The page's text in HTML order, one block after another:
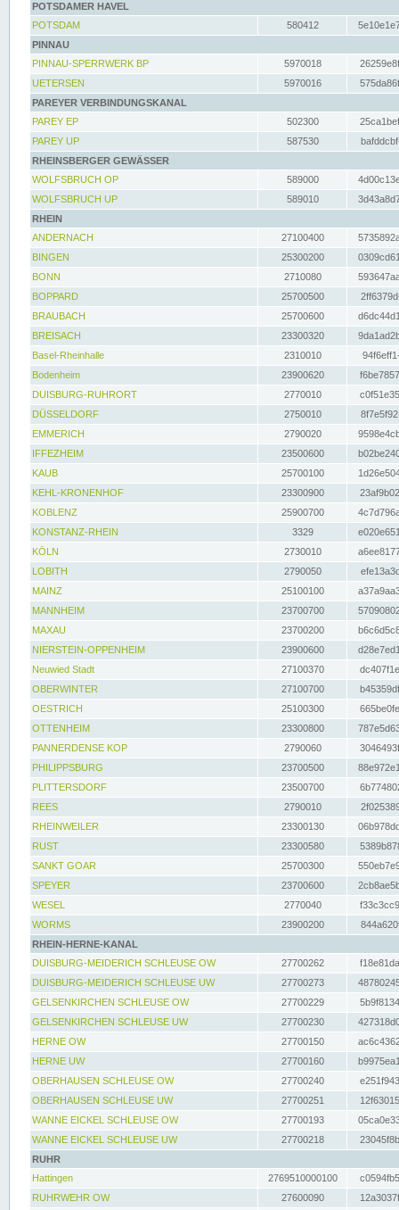
POTSDAMER HAVEL
POTSDAM
580412
PINNAU
PINNAU-SPERRWERK BP
5970018
UETERSEN
5970016
PAREYER VERBINDUNGSKANAL
PAREY EP
502300
PAREY UP
587530
RHEINSBERGER GEWÄSSER
WOLFSBRUCH OP
589000
WOLFSBRUCH UP
589010
RHEIN
ANDERNACH
27100400
BINGEN
25300200
BONN
2710080
BOPPARD
25700500
BRAUBACH
25700600
BREISACH
23300320
Basel-Rheinhalle
2310010
Bodenheim
23900620
DUISBURG-RUHRORT
2770010
DÜSSELDORF
2750010
EMMERICH
2790020
IFFEZHEIM
23500600
KAUB
25700100
KEHL-KRONENHOF
23300900
KOBLENZ
25900700
KONSTANZ-RHEIN
3329
KÖLN
2730010
LOBITH
2790050
MAINZ
25100100
MANNHEIM
23700700
MAXAU
23700200
NIERSTEIN-OPPENHEIM
23900600
Neuwied Stadt
27100370
OBERWINTER
27100700
OESTRICH
25100300
OTTENHEIM
23300800
PANNERDENSE KOP
2790060
PHILIPPSBURG
23700500
PLITTERSDORF
23500700
REES
2790010
RHEINWEILER
23300130
RUST
23300580
SANKT GOAR
25700300
SPEYER
23700600
WESEL
2770040
WORMS
23900200
RHEIN-HERNE-KANAL
DUISBURG-MEIDERICH SCHLEUSE OW
27700262
DUISBURG-MEIDERICH SCHLEUSE UW
27700273
GELSENKIRCHEN SCHLEUSE OW
27700229
GELSENKIRCHEN SCHLEUSE UW
27700230
HERNE OW
27700150
HERNE UW
27700160
OBERHAUSEN SCHLEUSE OW
27700240
OBERHAUSEN SCHLEUSE UW
27700251
WANNE EICKEL SCHLEUSE OW
27700193
WANNE EICKEL SCHLEUSE UW
27700218
RUHR
Hattingen
2769510000100
RUHRWEHR OW
27600090